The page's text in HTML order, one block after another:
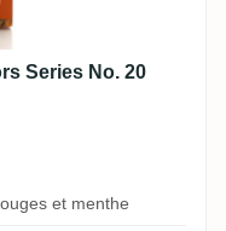
Series No. 20
et menthe